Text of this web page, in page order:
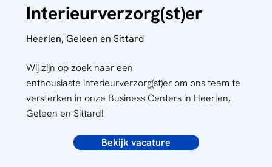
Interieurverzorg(st)er
Heerlen, Geleen en Sittard
Wij zijn op zoek naar een
enthousiaste interieurverzorg(st)er om ons team te
versterken in onze Business Centers in Heerlen,
Geleen en Sittard!
Bekijk vacature